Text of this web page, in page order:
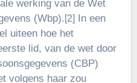
werking van de Wet
(Wbp).[2]
In een
uiteen hoe het
lid, van de wet door
(CBP)
volgens haar zou